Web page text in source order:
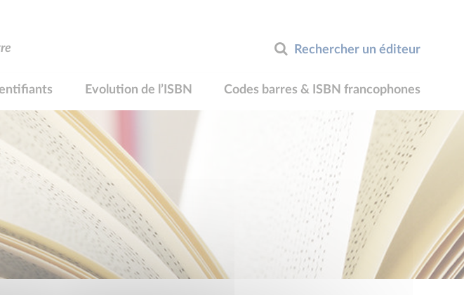
Rechercher un éditeur
Evolution de l’ISBN Codes barres & ISBN francophones